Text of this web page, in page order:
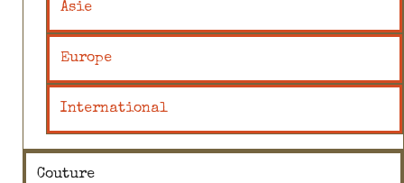
Asie
Europe
International
Couture